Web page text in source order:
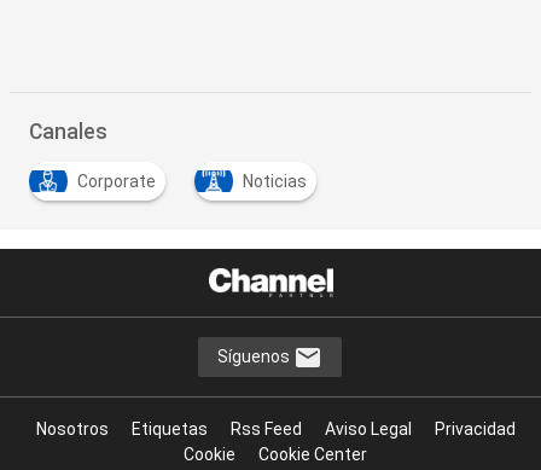
Canales
Corporate Noticias
Síguenos
Nosotros Etiquetas Rss Feed Aviso Legal
Privacidad
Cookie
Cookie Center